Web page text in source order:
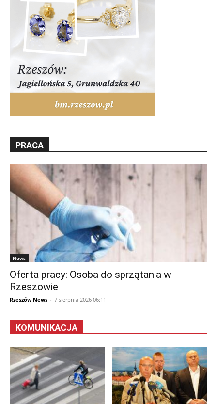
PRACA
News
Oferta pracy: Osoba do sprzątania w
Rzeszowie
Rzeszów News - 7 sierpnia 2026 06:11
KOMUNIKACJA